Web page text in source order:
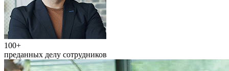
100+
преданных делу сотрудников